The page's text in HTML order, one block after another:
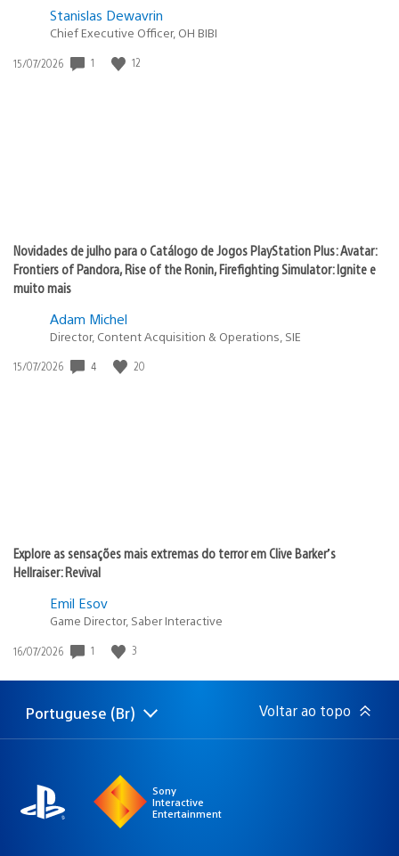
Stanislas Dewavrin
Chief Executive Officer, OH BIBI
Data
15/07/2026 1 12
Novidades de julho para o Catálogo de Jogos PlayStation Plus: Avatar:
Frontiers of Pandora, Rise of the Ronin, Firefighting Simulator: Ignite e
muito mais
Adam Michel
Director, Content Acquisition & Operations, SIE
Data
15/07/2026 4 20
Explore as sensações mais extremas do terror em Clive Barker’s
Hellraiser: Revival
Emil Esov
Game Director, Saber Interactive
Data
publicação:
16/07/2026 1 3
Selecione
Região
Portuguese (Br) Voltar ao topo
Sony
Interactive
Entertainment